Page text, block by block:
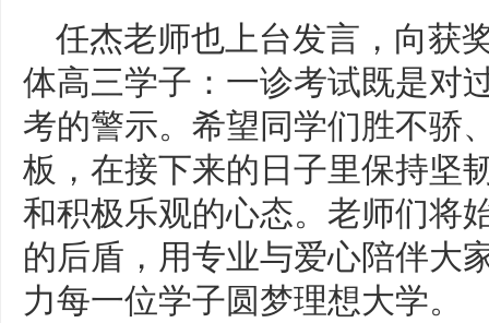
任杰老师也上台发言，向获
体高三学子：一诊考试既是对
考的警示。希望同学们胜不骄
板，在接下来的日子里保持坚
和积极乐观的心态。老师们将
的后盾，用专业与爱心陪伴大
力每一位学子圆梦理想大学。